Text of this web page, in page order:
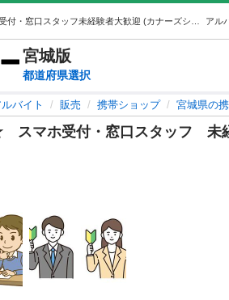
アル
宮城版
都道府県選択
バイト 販売 携帯ショップ 宮城県の
マホ受付・窓口スタッフ 未